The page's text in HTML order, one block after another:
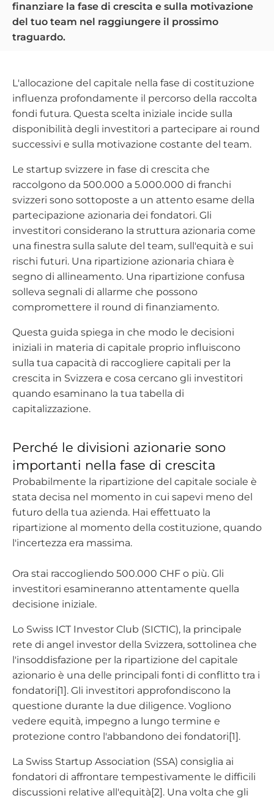
finanziare la fase di crescita e sulla motivazione
del tuo team nel raggiungere il prossimo
traguardo.
L'allocazione del capitale nella fase di costituzione
influenza profondamente il percorso della raccolta
fondi futura. Questa scelta iniziale incide sulla
disponibilità degli investitori a partecipare ai round
successivi e sulla motivazione costante del team.
Le startup svizzere in fase di crescita che
raccolgono da 500.000 a 5.000.000 di franchi
svizzeri sono sottoposte a un attento esame della
partecipazione azionaria dei fondatori. Gli
investitori considerano la struttura azionaria come
una finestra sulla salute del team, sull'equità e sui
rischi futuri. Una ripartizione azionaria chiara è
segno di allineamento. Una ripartizione confusa
solleva segnali di allarme che possono
compromettere il round di finanziamento.
Questa guida spiega in che modo le decisioni
iniziali in materia di capitale proprio influiscono
sulla tua capacità di raccogliere capitali per la
crescita in Svizzera e cosa cercano gli investitori
quando esaminano la tua tabella di
capitalizzazione.
Perché le divisioni azionarie sono
importanti nella fase di crescita
Probabilmente la ripartizione del capitale sociale è
stata decisa nel momento in cui sapevi meno del
futuro della tua azienda. Hai effettuato la
ripartizione al momento della costituzione, quando
l'incertezza era massima.
Ora stai raccogliendo 500.000 CHF o più. Gli
investitori esamineranno attentamente quella
decisione iniziale.
Lo Swiss ICT Investor Club (SICTIC), la principale
rete di angel investor della Svizzera, sottolinea che
l'insoddisfazione per la ripartizione del capitale
azionario è una delle principali fonti di conflitto tra i
fondatori[1]. Gli investitori approfondiscono la
questione durante la due diligence. Vogliono
vedere equità, impegno a lungo termine e
protezione contro l'abbandono dei fondatori[1].
La Swiss Startup Association (SSA) consiglia ai
fondatori di affrontare tempestivamente le difficili
discussioni relative all'equità[2]. Una volta che gli